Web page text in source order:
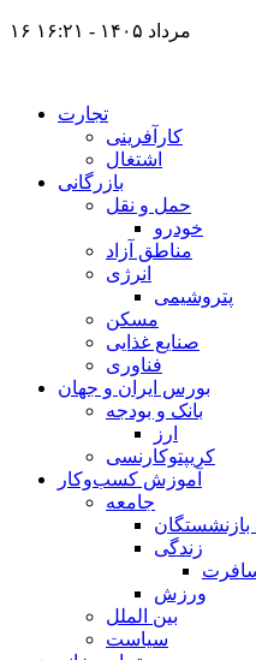
۱۶ مرداد ۱۴۰۵ - ۱۶:۲۱
تجارت
کارآفرینی
اشتغال
بازرگانی
حمل و نقل
خودرو
مناطق آزاد
انرژی
پتروشیمی
مسکن
صنایع غذایی
فناوری
بورس ایران و جهان
بانک و بودجه
ارز
کریپتوکارنسی
آموزش کسب‌وکار
جامعه
زندگی
ورزش
بین الملل
سیاست